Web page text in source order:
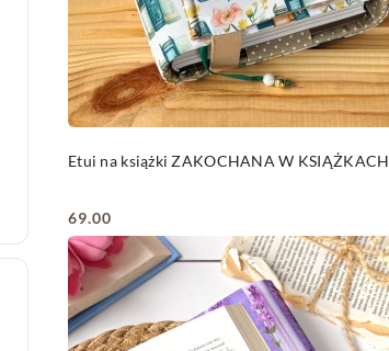
Etui na książki ZAKOCHANA W KSIĄŻKACH
Cena:
69.00